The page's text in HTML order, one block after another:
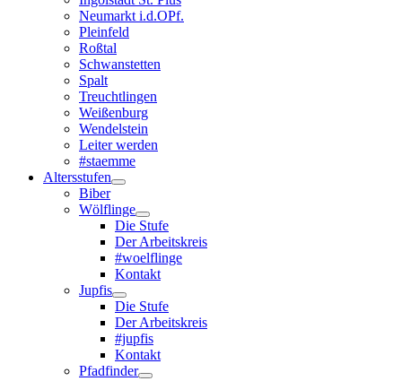
Neumarkt i.d.OPf.
Pleinfeld
Roßtal
Schwanstetten
Spalt
Treuchtlingen
Weißenburg
Wendelstein
Leiter werden
#staemme
Altersstufen
Biber
Wölflinge
Die Stufe
Der Arbeitskreis
#woelflinge
Kontakt
Jupfis
Die Stufe
Der Arbeitskreis
#jupfis
Kontakt
Pfadfinder